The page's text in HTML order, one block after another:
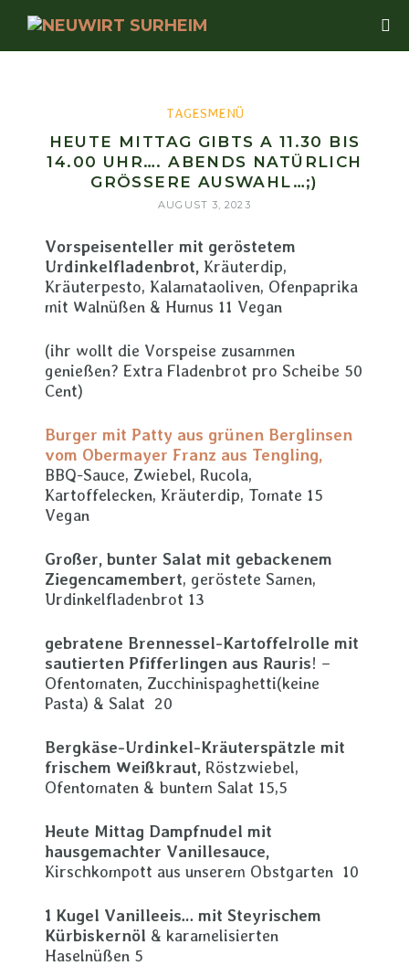
TAGESMENÜ
HEUTE MITTAG GIBTS A 11.30 BIS
14.00 UHR…. ABENDS NATÜRLICH
GRÖSSERE AUSWAHL…;)
AUGUST 3, 2023
Vorspeisenteller mit geröstetem
Urdinkelfladenbrot, Kräuterdip,
Kräuterpesto, Kalamataoliven, Ofenpaprika
mit Walnüßen & Humus 11 Vegan
(ihr wollt die Vorspeise zusammen
genießen? Extra Fladenbrot pro Scheibe 50
Cent)
Burger mit Patty aus grünen Berglinsen
vom Obermayer Franz aus Tengling,
BBQ-Sauce, Zwiebel, Rucola,
Kartoffelecken, Kräuterdip, Tomate 15
Vegan
Großer, bunter Salat mit gebackenem
Ziegencamembert, geröstete Samen,
Urdinkelfladenbrot 13
gebratene Brennessel-Kartoffelrolle mit
sautierten Pfifferlingen aus Rauris! –
Ofentomaten, Zucchinispaghetti(keine
Pasta) & Salat 20
Bergkäse-Urdinkel-Kräuterspätzle mit
frischem Weißkraut, Röstzwiebel,
Ofentomaten & buntem Salat 15,5
Heute Mittag Dampfnudel mit
hausgemachter Vanillesauce,
Kirschkompott aus unserem Obstgarten 10
1 Kugel Vanilleeis… mit Steyrischem
Kürbiskernöl & karamelisierten
Haselnüßen 5